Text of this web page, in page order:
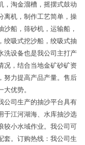
，淘金溜槽，摇摆式鼓动
离机，制作工艺简单，操
船，筛砂机，运输船，
绞吸式挖沙船，绞吸式抽
洗设备也是我公司主打产
况，结合当地金矿砂矿资
努力提高产品产量。售后
优势。
公司生产的抽沙平台具有
于江河湖海、水库抽沙选
较小水域作业。我公司可
套。订购热线：我公司生